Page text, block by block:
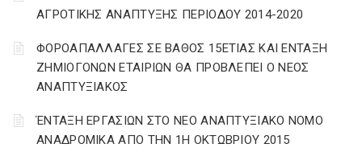
ΑΓΡΟΤΙΚΗΣ ΑΝΑΠΤΥΞΗΣ ΠΕΡΙΟΔΟΥ 2014-2020
ΦΟΡΟΑΠΑΛΛΑΓΕΣ ΣΕ ΒΑΘΟΣ 15ΕΤΙΑΣ ΚΑΙ ΕΝΤΑΞΗ
ΖΗΜΙΟΓΟΝΩΝ ΕΤΑΙΡΙΩΝ ΘΑ ΠΡΟΒΛΕΠΕΙ Ο ΝΕΟΣ
ΑΝΑΠΤΥΞΙΑΚΟΣ
ΈΝΤΑΞΗ ΕΡΓΑΣΙΩΝ ΣΤΟ ΝΕΟ ΑΝΑΠΤΥΞΙΑΚΟ ΝΟΜΟ
ΑΝΑΔΡΟΜΙΚΑ ΑΠΟ ΤΗΝ 1Η ΟΚΤΩΒΡΙΟΥ 2015